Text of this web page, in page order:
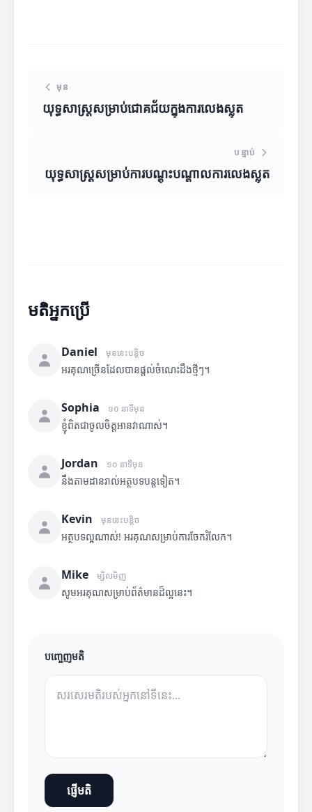
មុន
យុទ្ធសាស្ត្រសម្រាប់ជោគជ័យក្នុងការលេងស្លុត
បន្ទាប់
យុទ្ធសាស្ត្រសម្រាប់ការបណ្តុះបណ្តាលការលេងស្លុត
មតិអ្នកប្រើ
Daniel មុននេះបន្តិច
អរគុណច្រើនដែលបានផ្តល់ចំណេះដឹងថ្មីៗ។
Sophia ១០ នាទីមុន
ខ្ញុំពិតជាចូលចិត្តអានវាណាស់។
Jordan ១០ នាទីមុន
នឹងតាមដានរាល់អត្ថបទបន្តទៀត។
Kevin មុននេះបន្តិច
អត្ថបទល្អណាស់! អរគុណសម្រាប់ការចែករំលែក។
Mike ម្សិលមិញ
សូមអរគុណសម្រាប់ព័ត៌មានដ៏ល្អនេះ។
បញ្ចេញមតិ
ផ្ញើមតិ